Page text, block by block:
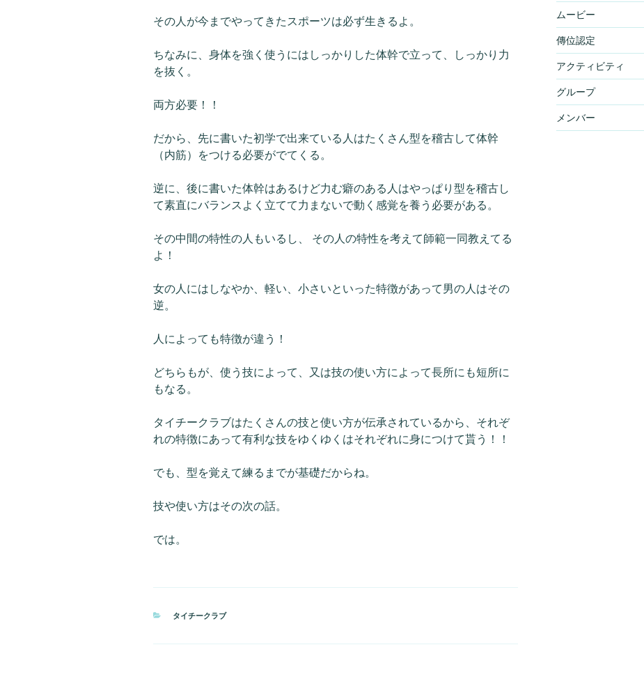
その人が今までやってきたスポーツは必ず生きるよ。
ちなみに、身体を強く使うにはしっかりした体幹で立って、しっかり力
を抜く。
両方必要！！
だから、先に書いた初学で出来ている人はたくさん型を稽古して体幹
（内筋）をつける必要がでてくる。
逆に、後に書いた体幹はあるけど力む癖のある人はやっぱり型を稽古し
て素直にバランスよく立てて力まないで動く感覚を養う必要がある。
その中間の特性の人もいるし、 その人の特性を考えて師範一同教えてる
よ！
女の人にはしなやか、軽い、小さいといった特徴があって男の人はその
逆。
人によっても特徴が違う！
どちらもが、使う技によって、又は技の使い方によって長所にも短所に
もなる。
タイチークラブはたくさんの技と使い方が伝承されているから、それぞ
れの特徴にあって有利な技をゆくゆくはそれぞれに身につけて貰う！！
でも、型を覚えて練るまでが基礎だからね。
技や使い方はその次の話。
では。
カ
タイチークラブ
ムービー
傳位認定
アクティビティ
グループ
メンバー